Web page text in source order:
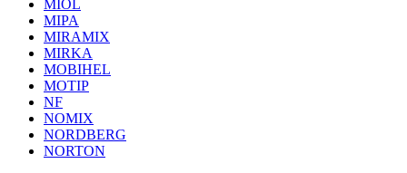
MIOL
MIPA
MIRAMIX
MIRKA
MOBIHEL
MOTIP
NF
NOMIX
NORDBERG
NORTON